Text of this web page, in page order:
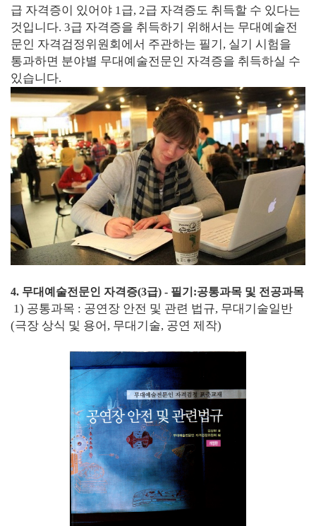
급 자격증이 있어야 1급, 2급 자격증도 취득할 수 있다는
것입니다. 3급 자격증을 취득하기 위해서는 무대예술전
문인 자격검정위원회에서 주관하는 필기, 실기 시험을
통과하면 분야별 무대예술전문인 자격증을 취득하실 수
있습니다.
4. 무대예술전문인 자격증(3급) - 필기:공통과목 및 전공과목
1) 공통과목 : 공연장 안전 및 관련 법규, 무대기술일반
(극장 상식 및 용어, 무대기술, 공연 제작)